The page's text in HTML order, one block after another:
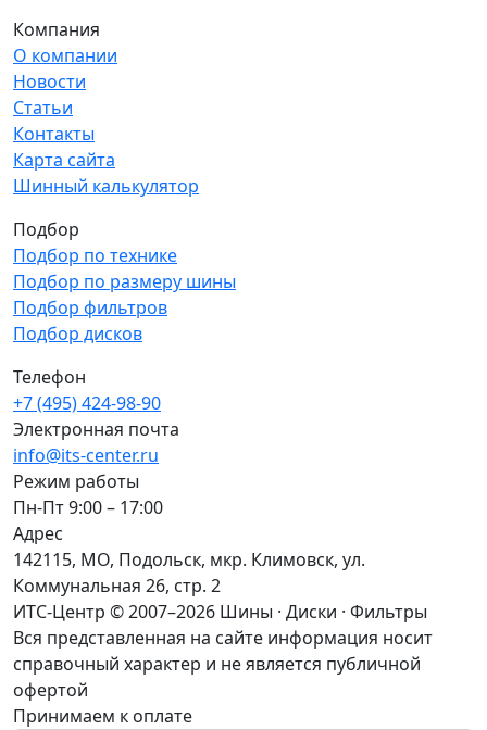
Компания
О компании
Новости
Статьи
Контакты
Карта сайта
Шинный калькулятор
Подбор
Подбор по технике
Подбор по размеру шины
Подбор фильтров
Подбор дисков
Телефон
+7 (495) 424-98-90
Электронная почта
info@its-center.ru
Режим работы
Пн-Пт 9:00 – 17:00
Адрес
142115, МО, Подольск, мкр. Климовск, ул.
Коммунальная 26, стр. 2
ИТС-Центр © 2007–2026 Шины · Диски · Фильтры
Вся представленная на сайте информация носит
справочный характер и не является публичной
офертой
Принимаем к оплате